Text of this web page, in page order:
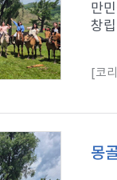
만
창
[코
몽